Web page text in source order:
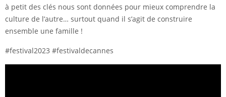
à petit des clés nous sont données pour mieux comprendre la
culture de l’autre… surtout quand il s’agit de construire
ensemble une famille !
#festival2023 #festivaldecannes